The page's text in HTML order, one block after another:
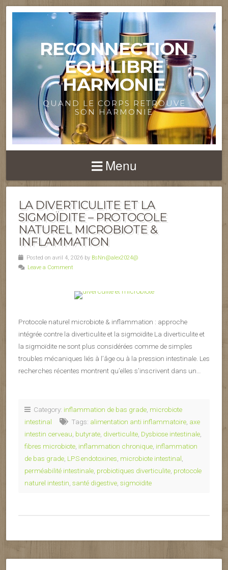
RECONNECTION
EQUILIBRE
HARMONIE
QUAND LE CORPS RETROUVE
SON HARMONIE
Menu
LA DIVERTICULITE ET LA
SIGMOÏDITE – PROTOCOLE
NATUREL MICROBIOTE &
INFLAMMATION
Posted on avril 4, 2026 by BsNn@alex2024@
Leave a Comment
Protocole naturel microbiote & inflammation : approche
intégrée contre la diverticulite et la sigmoïdite La diverticulite et
la sigmoïdite ne sont plus considérées comme de simples
troubles mécaniques liés à l’âge ou à la pression intestinale. Les
recherches récentes montrent qu’elles s’inscrivent dans un…
Category: inflammation de bas grade microbiote
intestinal
Tags: alimentation anti inflammatoire axe
intestin cerveau butyrate diverticulite Dysbiose intestinale
fibres microbiote inflammation chronique inflammation
de bas grade LPS endotoxines microbiote intestinal
perméabilité intestinale probiotiques diverticulite protocole
naturel intestin santé digestive sigmoïdite